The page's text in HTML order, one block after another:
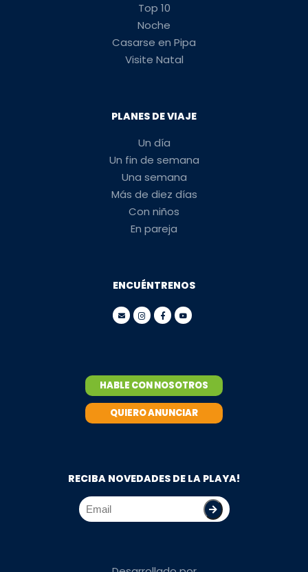
Top 10
Noche
Casarse en Pipa
Visite Natal
PLANES DE VIAJE
Un día
Un fin de semana
Una semana
Más de diez días
Con niños
En pareja
ENCUÉNTRENOS
HABLE CON NOSOTROS
QUIERO ANUNCIAR
RECIBA NOVEDADES DE LA PLAYA!